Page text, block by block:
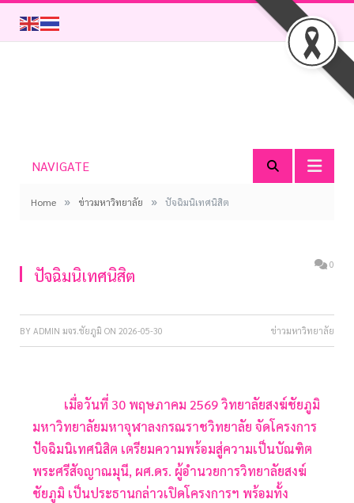
NAVIGATE
Home » ข่าวมหาวิทยาลัย » ปัจฉิมนิเทศนิสิต
ปัจฉิมนิเทศนิสิต
0
BY ADMIN มจร.ชัยภูมิ ON 2026-05-30 ข่าวมหาวิทยาลัย
เมื่อวันที่ 30 พฤษภาคม 2569 วิทยาลัยสงฆ์ชัยภูมิ
มหาวิทยาลัยมหาจุฬาลงกรณราชวิทยาลัย จัดโครงการ
ปัจฉิมนิเทศนิสิต เตรียมความพร้อมสู่ความเป็นบัณฑิต
พระศรีสัจญาณมุนี, ผศ.ดร. ผู้อำนวยการวิทยาลัยสงฆ์
ชัยภูมิ เป็นประธานกล่าวเปิดโครงการฯ พร้อมทั้ง